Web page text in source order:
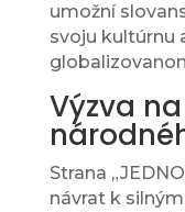
umožní
svoju kultúrnu
Výzva
Strana
návrat k